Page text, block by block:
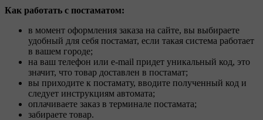
Как работать с постаматом:
в момент оформления заказа на сайте, вы выбираете
удобный для себя постамат, если такая система работает
в вашем городе;
на ваш телефон или e-mail придет уникальный код, это
значит, что товар доставлен в постамат;
вы приходите к постамату, вводите полученный код и
следует инструкциям автомата;
оплачиваете заказ в терминале постамата;
забираете товар.